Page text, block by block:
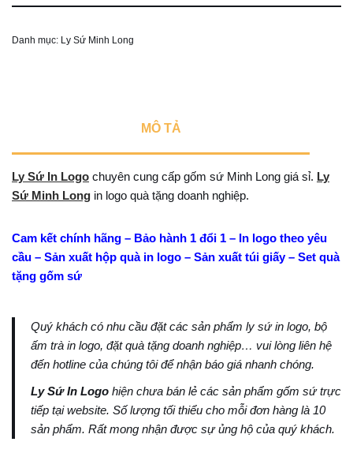
Danh mục: Ly Sứ Minh Long
MÔ TẢ
Ly Sứ In Logo chuyên cung cấp gốm sứ Minh Long giá sỉ. Ly
Sứ Minh Long in logo quà tặng doanh nghiệp.
Cam kết chính hãng – Bảo hành 1 đổi 1 – In logo theo yêu
cầu – Sản xuất hộp quà in logo – Sản xuất túi giấy – Set quà
tặng gốm sứ
Quý khách có nhu cầu đặt các sản phẩm ly sứ in logo, bộ
ấm trà in logo, đặt quà tặng doanh nghiệp… vui lòng liên hệ
đến hotline của chúng tôi để nhận báo giá nhanh chóng.
Ly Sứ In Logo hiện chưa bán lẻ các sản phẩm gốm sứ trực
tiếp tại website. Số lượng tối thiểu cho mỗi đơn hàng là 10
sản phẩm. Rất mong nhận được sự ủng hộ của quý khách.